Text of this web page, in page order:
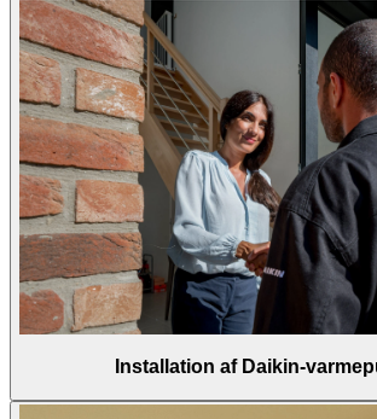
Installation af Daikin-